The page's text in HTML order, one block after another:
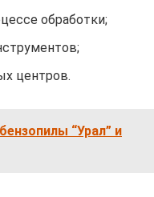
обработки;
центров.
“Урал” и